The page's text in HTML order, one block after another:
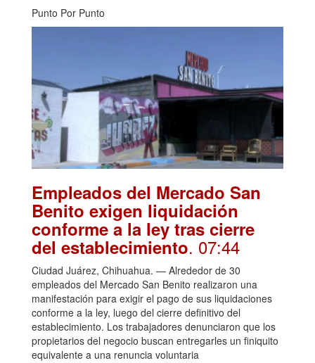
Punto Por Punto
Empleados del Mercado San
Benito exigen liquidación
conforme a la ley tras cierre
del establecimiento. 07:44
Ciudad Juárez, Chihuahua. — Alrededor de 30
empleados del Mercado San Benito realizaron una
manifestación para exigir el pago de sus liquidaciones
conforme a la ley, luego del cierre definitivo del
establecimiento. Los trabajadores denunciaron que los
propietarios del negocio buscan entregarles un finiquito
equivalente a una renuncia voluntaria